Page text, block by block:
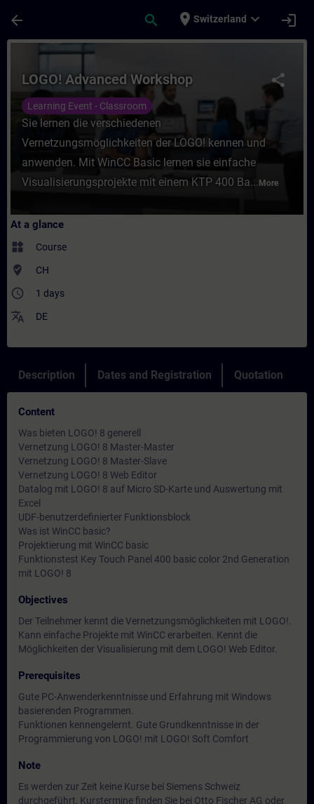
arrow_back search place Switzerland expand_more login
Course - LOGO! Advanced Workshop -
share
LOGO! Advanced Workshop
Learning Event - Classroom
Sie lernen die verschiedenen
Vernetzungsmöglichkeiten der LOGO! kennen und
anwenden. Mit WinCC Basic lernen sie einfache
Visualisierungsprojekte mit einem KTP 400 Ba... More
At a glance
widgets Course
where_to_vote CH
access_time 1 days
translate DE
Description Dates and Registration Quotation
Content
Was bieten LOGO! 8 generell
Vernetzung LOGO! 8 Master-Master
Vernetzung LOGO! 8 Master-Slave
Vernetzung LOGO! 8 Web Editor
Datalog mit LOGO! 8 auf Micro SD-Karte und Auswertung mit
Excel
UDF-benutzerdefinierter Funktionsblock
Was ist WinCC basic?
Projektierung mit WinCC basic
Funktionstest Key Touch Panel 400 basic color 2nd Generation
mit LOGO! 8
Objectives
Der Teilnehmer kennt die Vernetzungsmöglichkeiten mit LOGO!.
Kann einfache Projekte mit WinCC erarbeiten. Kennt die
Möglichkeiten der Visualisierung mit dem LOGO! Web Editor.
Prerequisites
Gute PC-Anwenderkenntnisse und Erfahrung mit Windows
basierenden Programmen.
Funktionen kennengelernt. Gute Grundkenntnisse in der
Programmierung von LOGO! mit LOGO! Soft Comfort
Note
Es werden zur Zeit keine Kurse bei Siemens Schweiz
durchgeführt, Kurstermine finden Sie bei Otto Fischer AG oder